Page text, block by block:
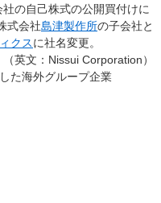
の自己株式の公開買付けに
式会社島津製作所の子会社と
クスに社名変更。
（英文： Nissui Corporation）
た海外グループ企業